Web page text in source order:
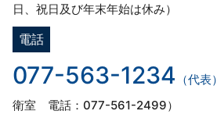
日、祝日及び年末年始は休み）
電話
077-563-1234 （代表）
衛室 電話：077-561-2499）